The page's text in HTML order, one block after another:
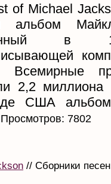
of Michael
альбом
в
Всемирные
2,2
США
Просмотров: 7802
// Сборники